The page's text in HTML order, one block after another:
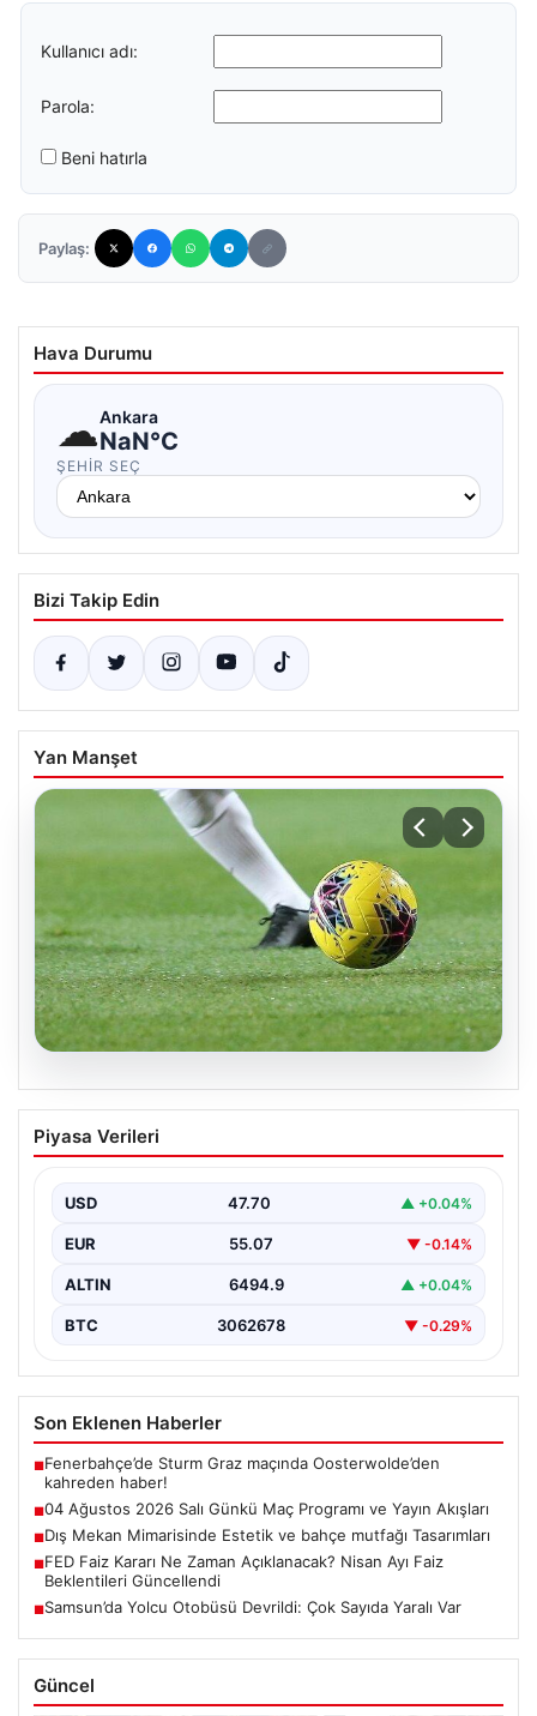
Kullanıcı adı:
Parola:
Beni hatırla
Paylaş:
Hava Durumu
☁Ankara
NaN°C
ŞEHIR SEÇ
Bizi Takip Edin
Yan Manşet
05.08.2026
04 Ağustos 2026 Salı Günkü Maç
Programı ve Yayın Akışları
oldukça hareketli ve heyecan verici bir…
Piyasa Verileri
USD 47.70 ▲ +0.04%
EUR 55.07 ▼ -0.14%
ALTIN 6494.9 ▲ +0.04%
BTC 3062678 ▼ -0.29%
Son Eklenen Haberler
■Fenerbahçe’de Sturm Graz maçında Oosterwolde’den
kahreden haber!
■04 Ağustos 2026 Salı Günkü Maç Programı ve Yayın Akışları
■Dış Mekan Mimarisinde Estetik ve bahçe mutfağı Tasarımları
■FED Faiz Kararı Ne Zaman Açıklanacak? Nisan Ayı Faiz
Beklentileri Güncellendi
■Samsun’da Yolcu Otobüsü Devrildi: Çok Sayıda Yaralı Var
Güncel